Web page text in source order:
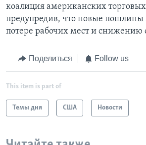
коалиция американских
предупредив, что новые пошлины
потере рабочих мест и снижению
Поделиться Follow us
This item is part of
Темы дня США Новости